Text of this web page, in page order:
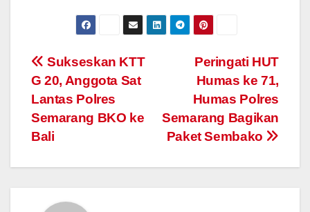
Post
navigation
Peringati HUT
Humas ke 71,
Humas Polres
Semarang Bagikan
Paket Sembako
Sukseskan KTT
G 20, Anggota Sat
Lantas Polres
Semarang BKO ke
Bali